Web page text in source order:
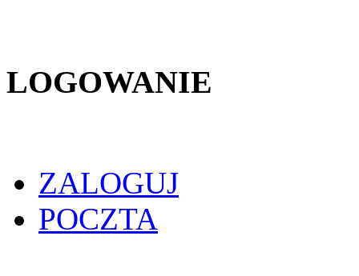
LOGOWANIE
ZALOGUJ
POCZTA